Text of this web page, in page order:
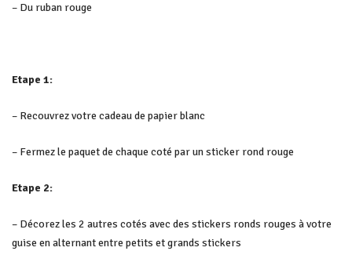
– Du ruban rouge
Etape 1:
– Recouvrez votre cadeau de papier blanc
– Fermez le paquet de chaque coté par un sticker rond rouge
Etape 2:
– Décorez les 2 autres cotés avec des stickers ronds rouges à votre
guise en alternant entre petits et grands stickers